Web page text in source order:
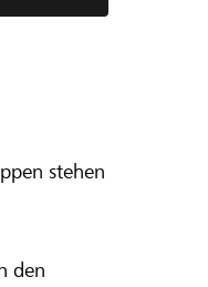
stehen
den